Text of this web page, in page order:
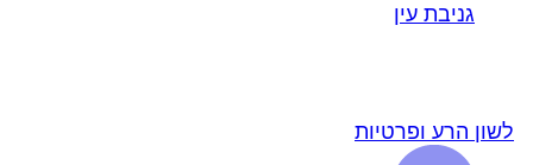
גניבת עין
לשון הרע ופרטיות